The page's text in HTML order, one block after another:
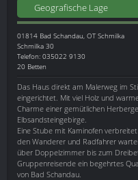
Geografische Lage
01814 Bad Schandau, OT Schmilka
Schmilka 30
Telefon: 035022 9130
20 Betten
Das Haus direkt am Malerweg im
eingerichtet. Mit viel Holz und
Charme einer gemütlichen
Elbsandsteingebirge.
Eine Stube mit Kaminofen
den Wanderer und Radfahrer
über Doppelzimmer bis zum
Gruppenreisende ein begehrtes
von Bad Schandau.